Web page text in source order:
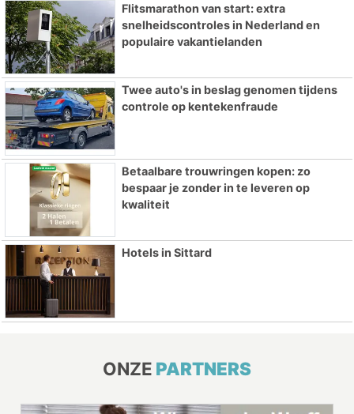
Flitsmarathon van start: extra
snelheidscontroles in Nederland en
populaire vakantielanden
Twee auto's in beslag genomen tijdens
controle op kentekenfraude
Betaalbare trouwringen kopen: zo
bespaar je zonder in te leveren op
kwaliteit
Hotels in Sittard
ONZE PARTNERS